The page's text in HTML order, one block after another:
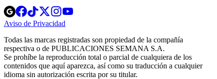
Opens
in
new
Opens
in
new
Opens
in
new
window
Opens
new
windowwindow
Aviso de Privacidad
new
window
Todas las marcas registradas son propiedad de la compañía
respectiva o de PUBLICACIONES SEMANA S.A.
Se prohíbe la reproducción total o parcial de cualquiera de los
contenidos que aquí aparezca, así como su traducción a cualquier
idioma sin autorización escrita por su titular.